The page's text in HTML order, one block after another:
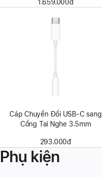
1.659.000đ
Cáp Chuyển Đổi USB-C sang
Cổng Tai Nghe 3.5mm
293.000đ
Phụ kiện